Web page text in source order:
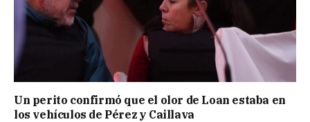
Un perito confirmó que el olor de Loan estaba en
los vehículos de Pérez y Caillava